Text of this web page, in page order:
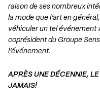
raison de ses nombreux
la mode que l’art en
véhiculer un tel événement
coprésident du Groupe
l’événement.
APRÈS UNE DÉCENNIE,
JAMAIS!